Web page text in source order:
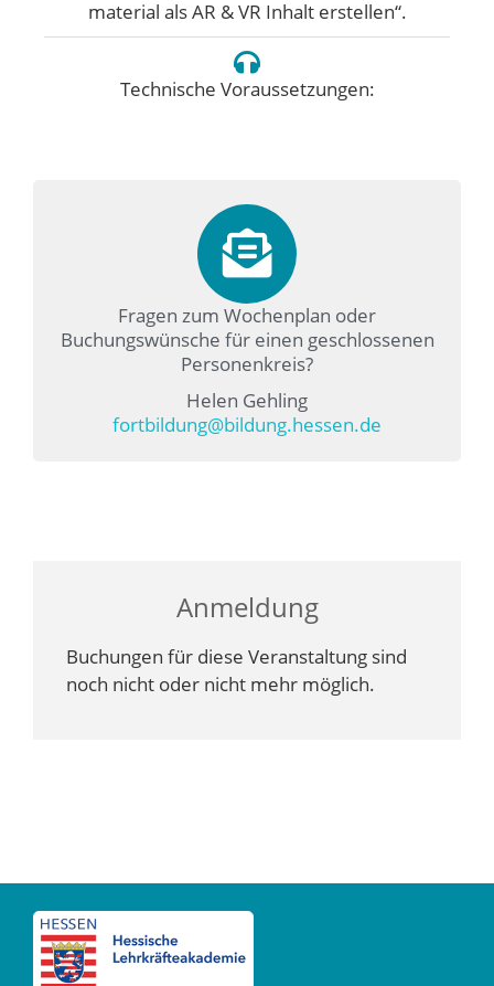
material als AR & VR Inhalt erstellen“.
Technische Voraussetzungen:
Fragen zum Wochenplan oder
Buchungswünsche für einen geschlossenen
Personenkreis?
Helen Gehling
fortbildung@bildung.hessen.de
Anmeldung
Buchungen für diese Veranstaltung sind
noch nicht oder nicht mehr möglich.